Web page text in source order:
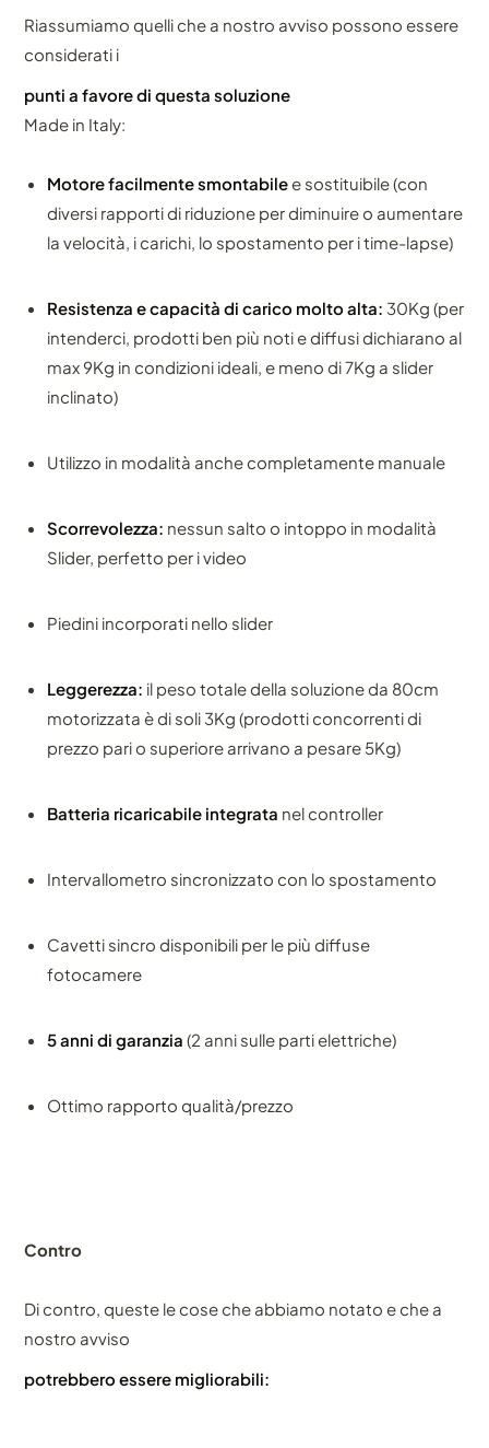
Riassumiamo quelli che a nostro avviso possono essere
considerati i
punti a favore di questa soluzione
Made in Italy:
Motore facilmente smontabilee sostituibile (con
diversi rapporti di riduzione per diminuire o aumentare
la velocità, i carichi, lo spostamento per i time-lapse)
Resistenza e capacità di carico molto alta: 30Kg (per
intenderci, prodotti ben più noti e diffusi dichiarano al
max 9Kg in condizioni ideali, e meno di 7Kg a slider
inclinato)
Utilizzo in modalità anche completamente manuale
Scorrevolezza: nessun salto o intoppo in modalità
Slider, perfetto per i video
Piedini incorporati nello slider
Leggerezza: il peso totale della soluzione da 80cm
motorizzata è di soli 3Kg (prodotti concorrenti di
prezzo pari o superiore arrivano a pesare 5Kg)
Batteria ricaricabile integrata nel controller
Intervallometro sincronizzato con lo spostamento
Cavetti sincro disponibili per le più diffuse
fotocamere
5 anni di garanzia (2 anni sulle parti elettriche)
Ottimo rapporto qualità/prezzo
Contro
Di contro, queste le cose che abbiamo notato e che a
nostro avviso
potrebbero essere migliorabili: